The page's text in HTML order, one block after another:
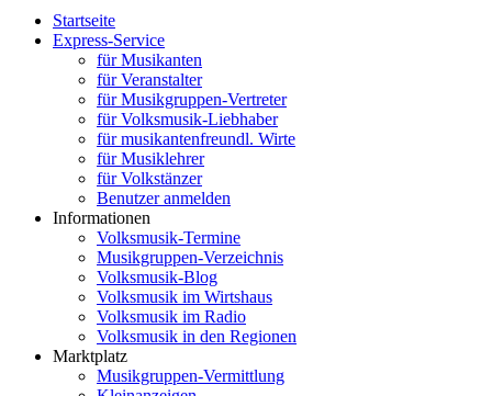
Startseite
Express-Service
für Musikanten
für Veranstalter
für Musikgruppen-Vertreter
für Volksmusik-Liebhaber
für musikantenfreundl. Wirte
für Musiklehrer
für Volkstänzer
Benutzer anmelden
Informationen
Volksmusik-Termine
Musikgruppen-Verzeichnis
Volksmusik-Blog
Volksmusik im Wirtshaus
Volksmusik im Radio
Volksmusik in den Regionen
Marktplatz
Musikgruppen-Vermittlung